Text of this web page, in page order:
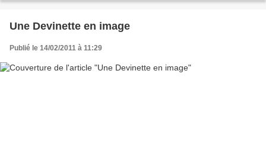
Une Devinette en image
Publié le 14/02/2011 à 11:29